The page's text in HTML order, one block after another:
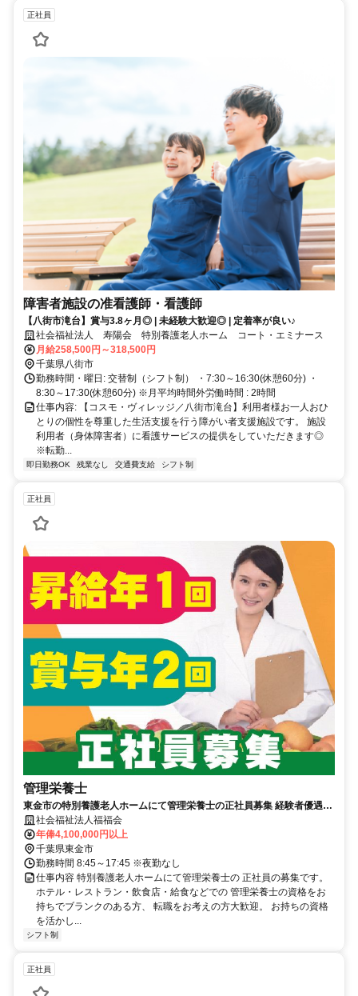
正社員
障害者施設の准看護師・看護師
【八街市滝台】賞与3.8ヶ月◎ | 未経験大歓迎◎ | 定着率が良い♪
社会福祉法人 寿陽会 特別養護老人ホーム コート・エミナース
月給258,500円～318,500円
千葉県八街市
勤務時間・曜日: 交替制（シフト制） ・7:30～16:30(休憩60分) ・
8:30～17:30(休憩60分) ※月平均時間外労働時間 : 2時間
仕事内容: 【コスモ・ヴィレッジ／八街市滝台】利用者様お一人おひ
とりの個性を尊重した生活支援を行う障がい者支援施設です。 施設
利用者（身体障害者）に看護サービスの提供をしていただきます◎
※転勤...
即日勤務OK 残業なし 交通費支給 シフト制
正社員
管理栄養士
東金市の特別養護老人ホームにて管理栄養士の正社員募集 経験者優遇
お持ちの資格を活かして働きませんか
社会福祉法人福福会
年俸4,100,000円以上
千葉県東金市
勤務時間 8:45～17:45 ※夜勤なし
仕事内容 特別養護老人ホームにて管理栄養士の 正社員の募集です。
ホテル・レストラン・飲食店・給食などでの 管理栄養士の資格をお
持ちでブランクのある方、 転職をお考えの方大歓迎。 お持ちの資格
を活かし...
シフト制
正社員